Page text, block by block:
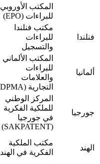
المكتب الأوروبي
للبراءات (EPO)
فنلندا
مكتب فنلندا
للبراءات
والتسجيل
ألمانيا
المكتب الألماني
للبراءات
والعلامات
التجارية (DPMA)
جورجيا
المركز الوطني
للملكية الفكرية
في جورجيا
(SAKPATENT)
الهند
مكتب الملكية
الفكرية في الهند